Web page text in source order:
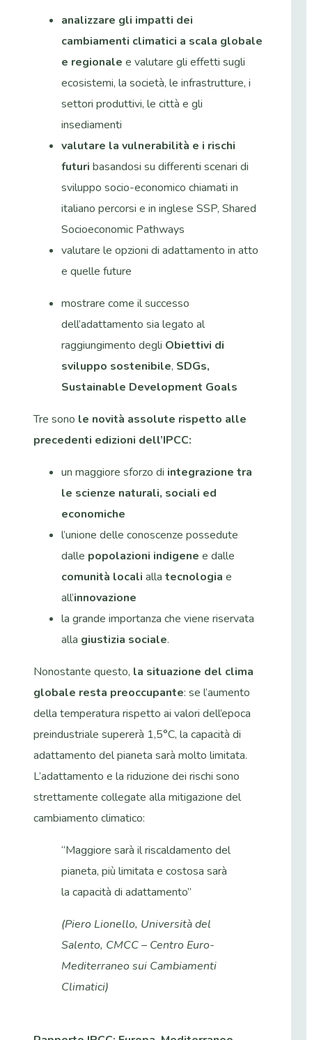
analizzare gli impatti dei
cambiamenti climatici a scala globale
e regionale e valutare gli effetti sugli
ecosistemi, la società, le infrastrutture, i
settori produttivi, le città e gli
insediamenti
valutare la vulnerabilità e i rischi
futuri basandosi su differenti scenari di
sviluppo socio-economico chiamati in
italiano percorsi e in inglese SSP, Shared
Socioeconomic Pathways
valutare le opzioni di adattamento in atto
e quelle future
mostrare come il successo
dell’adattamento sia legato al
raggiungimento degli Obiettivi di
sviluppo sostenibile, SDGs,
Sustainable Development Goals
Tre sono le novità assolute rispetto alle
precedenti edizioni dell’IPCC:
un maggiore sforzo di integrazione tra
le scienze naturali, sociali ed
economiche
l’unione delle conoscenze possedute
dalle popolazioni indigene e dalle
comunità locali alla tecnologia e
all’innovazione
la grande importanza che viene riservata
alla giustizia sociale.
Nonostante questo, la situazione del clima
globale resta preoccupante: se l’aumento
della temperatura rispetto ai valori dell’epoca
preindustriale supererà 1,5°C, la capacità di
adattamento del pianeta sarà molto limitata.
L’adattamento e la riduzione dei rischi sono
strettamente collegate alla mitigazione del
cambiamento climatico:
“Maggiore sarà il riscaldamento del
pianeta, più limitata e costosa sarà
la capacità di adattamento”
(Piero Lionello, Università del
Salento, CMCC – Centro Euro-
Mediterraneo sui Cambiamenti
Climatici)